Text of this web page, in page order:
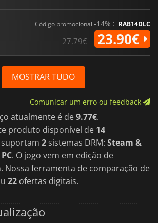
Código promocional -14% : RAB14DLC
27.79€ 23.90€
MOSTRAR TUDO
Comunicar um erro ou feedback
atualmente é de9.77€.
produto disponível de 14
2 sistemas DRM: Steam &
PC. O jogo vem em edição de
Nossa ferramenta de comparação de
22 ofertas digitais.